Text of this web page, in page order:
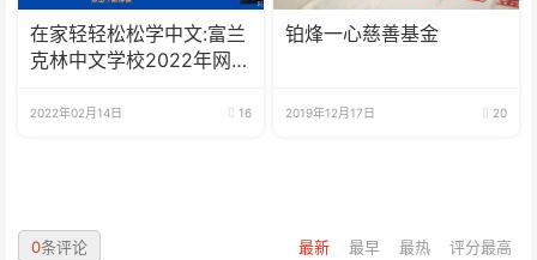
在家轻轻松松学中文:富兰
克林中文学校2022年网校
2022年02月14日 16
铂烽一心慈善基金
2019年12月17日 20
最新 最早 最热 评分最高
0条评论